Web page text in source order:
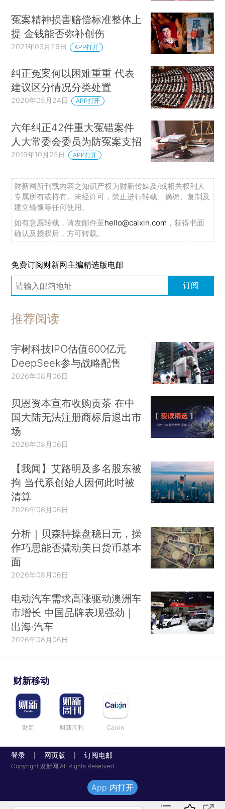
冤案精神损害赔偿标准整体上
提 金钱能否弥补创伤
2021年03月26日 APP打开
纠正冤案何以困难重重 代表
建议区分情况分类处置
2020年05月24日 APP打开
六年纠正42件重大冤错案件
人大常委会委员为防冤案支招
2019年10月25日 APP打开
财新网所刊载内容之知识产权为财新传媒及/或相关权利人
专属所有或持有。未经许可，禁止进行转载、摘编、复制及
建立镜像等任何使用。
如有意愿转载，请发邮件至hello@caixin.com ，获得书面
确认及授权后，方可转载。
免费订阅财新网主编精选版电邮
订阅
推荐阅读
宇树科技IPO估值600亿元
DeepSeek参与战略配售
2026年08月06日
贝恩资本宣布收购贡茶 在中
国大陆无法注册商标后退出市
场
2026年08月06日
【我闻】艾路明及多名股东被
拘 当代系创始人因何此时被
清算
2026年08月06日
分析｜贝森特操盘稳日元，操
作巧思能否撬动美日货币基本
面
2026年08月06日
电动汽车需求高涨驱动澳洲车
市增长 中国品牌表现强劲｜
出海·汽车
2026年08月06日
财新移动
财新 财新周刊 Caixin
登录 网页版 订阅电邮
Copyright 财新网 All Rights Reserved
App 内打开